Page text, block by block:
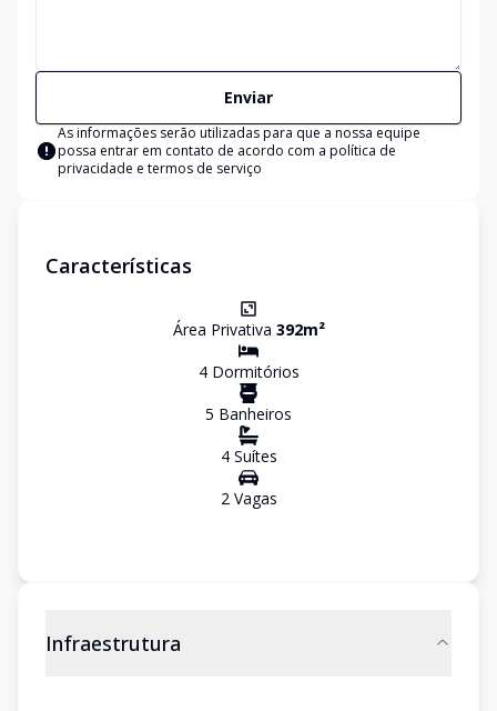
Enviar
As informações serão utilizadas para que a nossa equipe
possa entrar em contato de acordo com a política de
privacidade e termos de serviço
Características
Área Privativa 392m²
4Dormitórios
5 Banheiros
4Suítes
2Vagas
Infraestrutura